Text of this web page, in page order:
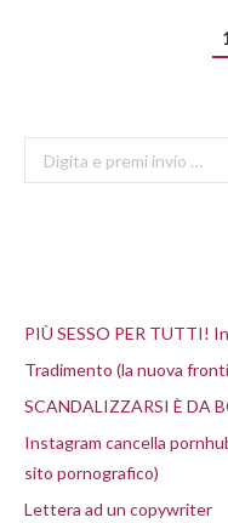
Search:
PIÙ SESSO PER TUTTI!
Tradimento (la nuova
SCANDALIZZARSI È DA
Instagram cancella
sito pornografico)
Lettera ad un copywriter